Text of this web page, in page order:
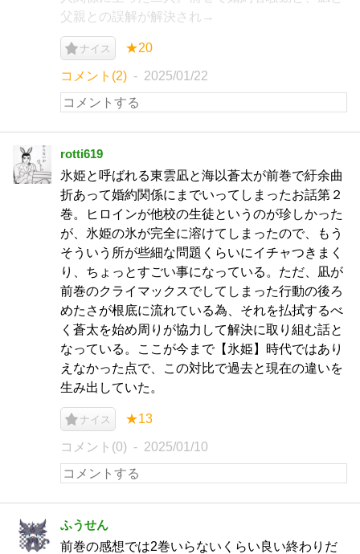
父親との誤解が解決され→
ナイス ★20
コメント(2) 2025/01/22
rotti619
氷姫と呼ばれる東雲凪と海以蒼太が前巻で紆余曲
折あって婚約関係にまでいってしまったお話第２
巻。ヒロインが他校の生徒というのが珍しかった
が、氷姫の氷が完全に溶けてしまったので、もう
そういう所が些細な問題くらいにイチャつきまく
り、ちょっとすごい事になっている。ただ、凪が
前巻のクライマックスでしてしまった行動の後ろ
めたさが根底に流れている為、それを払拭するべ
く蒼太を始め周りが協力して解決に取り組む話と
なっている。ここが今まで【氷姫】時代ではあり
えなかった点で、この対比で過去と現在の違いを
生み出していた。
ナイス ★13
コメント(0) 2025/01/10
ふうせん
前巻の感想では2巻いらないくらい良い終わりだ